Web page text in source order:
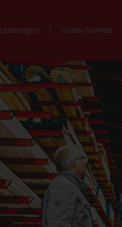
Leistungen Unser Service
Service
Kontakt